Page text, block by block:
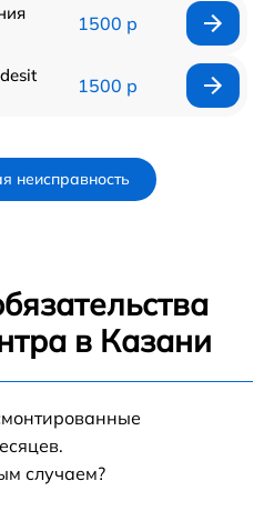
1500 р
1500 р
неисправность
в Казани
случаем?